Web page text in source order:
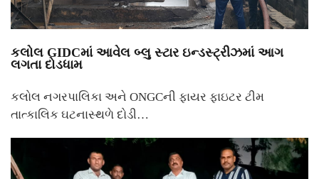
કલોલ GIDCમાં આવેલ બ્લુ સ્ટાર ઇન્ડસ્ટ્રીઝમાં આગ
લગતા દોડધામ
કલોલ નગરપાલિકા અને ONGCની ફાયર ફાઇટર ટીમ
તાત્કાલિક ઘટનાસ્થળે દોડી…